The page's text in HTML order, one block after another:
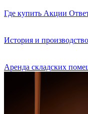
Где купить Акции
История и производство
Аренда складских